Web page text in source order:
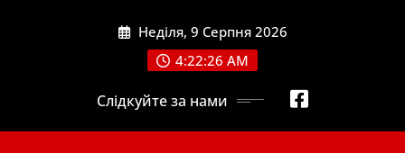
Неділя, 9 Серпня 2026
4:22:27 AM
Слідкуйте за нами